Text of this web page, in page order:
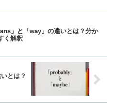
」と「way」の違いとは？分か
く解釈
とは？